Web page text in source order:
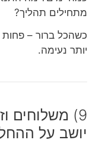
מתחילים תהליך?
כשהכל ברור – פחות
יותר נעימה.
9) משלוחים
יושב על